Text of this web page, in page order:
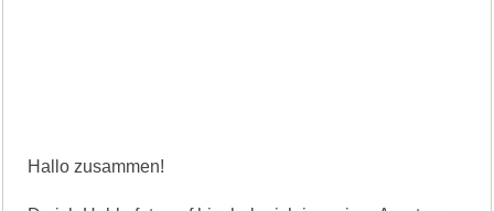
Hallo zusammen!